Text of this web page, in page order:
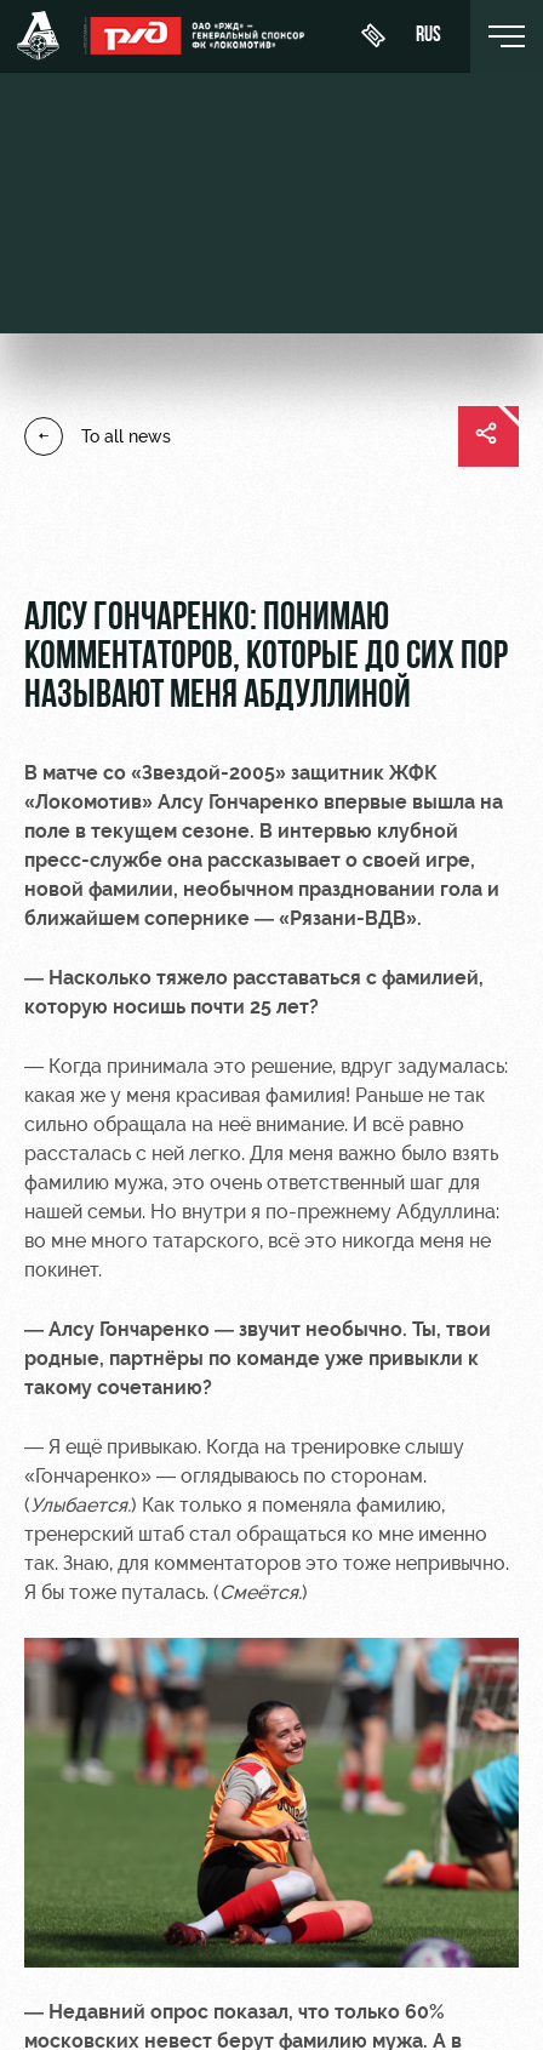
RUS
Players
Photo
СЕКТОР
Sponsors
RZD Arena
Events
Hosting
Fields
rent
rentals
Sport
activities
Локо
Старт
Локо-Лето
Our fans
Банковская
карта
«Локомотив»
Wallpapers
program
A fan card
Информация
для
болельщиков
МГН
To all news
АЛСУ ГОНЧАРЕНКО: ПОНИМАЮ
КОММЕНТАТОРОВ, КОТОРЫЕ ДО СИХ ПОР
НАЗЫВАЮТ МЕНЯ АБДУЛЛИНОЙ
В матче со «Звездой-2005» защитник ЖФК
«Локомотив» Алсу Гончаренко впервые вышла на
поле в текущем сезоне. В интервью клубной
пресс-службе она рассказывает о своей игре,
новой фамилии, необычном праздновании гола и
ближайшем сопернике — «Рязани-ВДВ».
— Насколько тяжело расставаться с фамилией,
которую носишь почти 25 лет?
— Когда принимала это решение, вдруг задумалась:
какая же у меня красивая фамилия! Раньше не так
сильно обращала на неё внимание. И всё равно
рассталась с ней легко. Для меня важно было взять
фамилию мужа, это очень ответственный шаг для
нашей семьи. Но внутри я по-прежнему Абдуллина:
во мне много татарского, всё это никогда меня не
покинет.
— Алсу Гончаренко — звучит необычно. Ты, твои
родные, партнёры по команде уже привыкли к
такому сочетанию?
— Я ещё привыкаю. Когда на тренировке слышу
«Гончаренко» — оглядываюсь по сторонам.
(Улыбается.) Как только я поменяла фамилию,
тренерский штаб стал обращаться ко мне именно
так. Знаю, для комментаторов это тоже непривычно.
Я бы тоже путалась. (Смеётся.)
— Недавний опрос показал, что только 60%
московских невест берут фамилию мужа. А в